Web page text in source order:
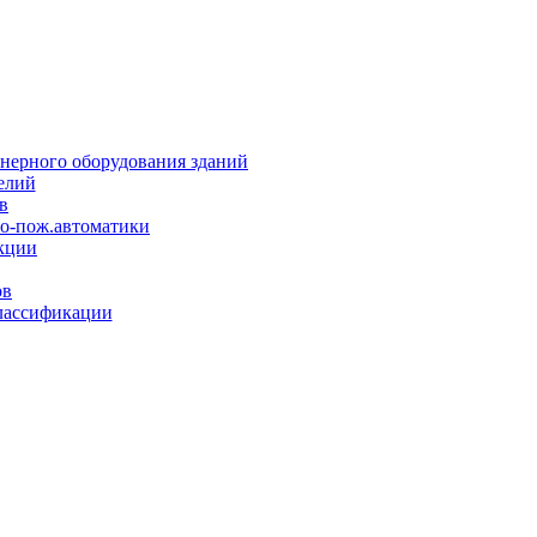
оборудования зданий
пож.автоматики